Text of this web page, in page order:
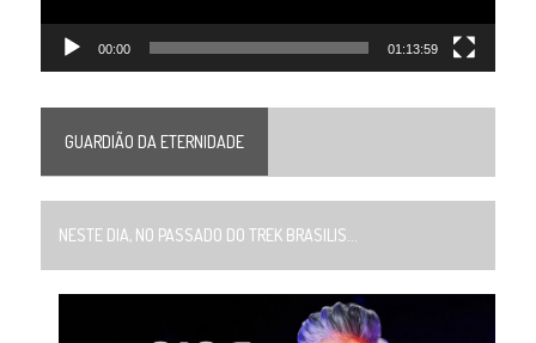
00:00 01:13:59
GUARDIÃO DA ETERNIDADE
NESTE DIA, NO PASSADO DO TREK BRASILIS...